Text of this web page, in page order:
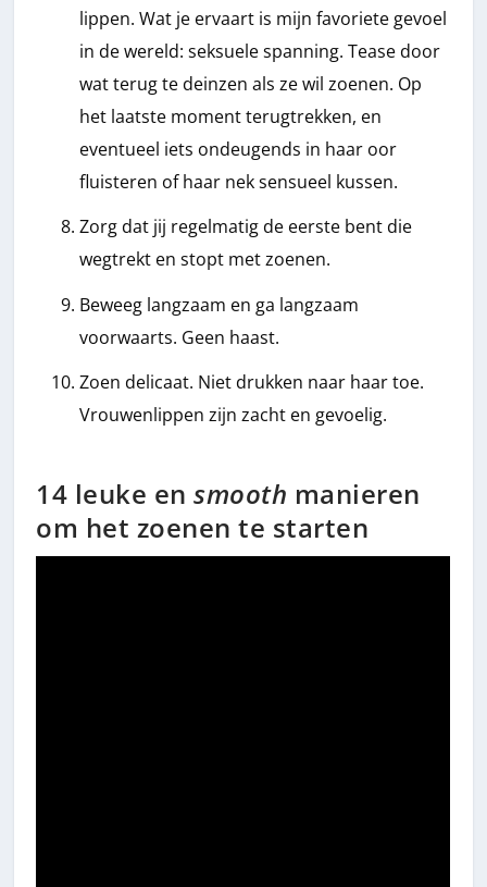
lippen. Wat je ervaart is mijn favoriete gevoel
in de wereld: seksuele spanning. Tease door
wat terug te deinzen als ze wil zoenen. Op
het laatste moment terugtrekken, en
eventueel iets ondeugends in haar oor
fluisteren of haar nek sensueel kussen.
Zorg dat jij regelmatig de eerste bent die
wegtrekt en stopt met zoenen.
Beweeg langzaam en ga langzaam
voorwaarts. Geen haast.
Zoen delicaat. Niet drukken naar haar toe.
Vrouwenlippen zijn zacht en gevoelig.
14 leuke ensmooth manieren
om het zoenen te starten